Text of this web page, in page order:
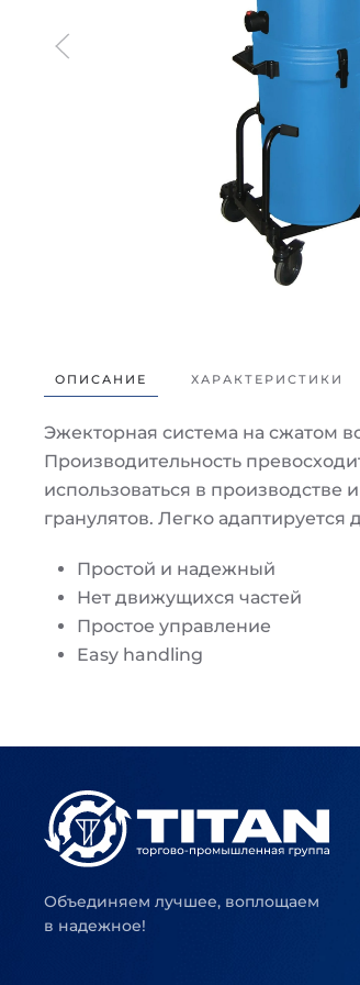
ОПИСАНИЕ ХАРАКТЕРИСТИКИ
Эжекторная система на сжатом
Производительность
использоваться в
гранулятов. Легко
Простой и надежный
Нет движущихся частей
Простое управление
Easy handling
Объединяем лучшее, воплощаем
в надежное!